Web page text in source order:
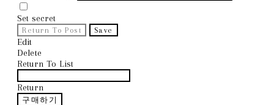
Set secret
Return To Post Save
Edit
Delete
Return To List
Return
구매하기